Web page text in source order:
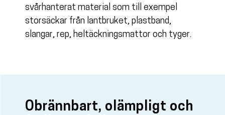
svårhanterat material som till exempel
storsäckar från lantbruket, plastband,
slangar, rep, heltäckningsmattor och tyger.
Obrännbart, olämpligt och